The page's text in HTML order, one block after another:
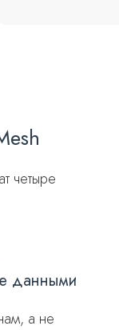
четыре
данными
а не